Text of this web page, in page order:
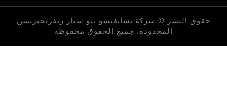
© شركة تشانغتشو نيو ستار ريفريجيريشن
المحدودة. جميع الحقوق محفوظة